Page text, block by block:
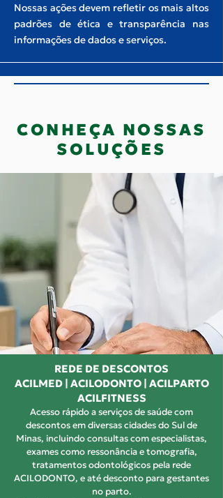
Nossas ações devem refletir os mais altos
padrões de ética e transparência nas
informações de dados e serviços.
CONHEÇA NOSSAS
SOLUÇÕES
REDE DE DESCONTOS
ACILMED | ACILODONTO | ACILPARTO
ACILFITNESS
Acesso rápido a serviços de saúde com
descontos em diversas cidades do Sul de
Minas, incluindo consultas com especialistas,
exames como ressonância e tomografia,
tratamentos odontológicos pela rede
ACILODONTO, e até desconto para gestantes
no parto.